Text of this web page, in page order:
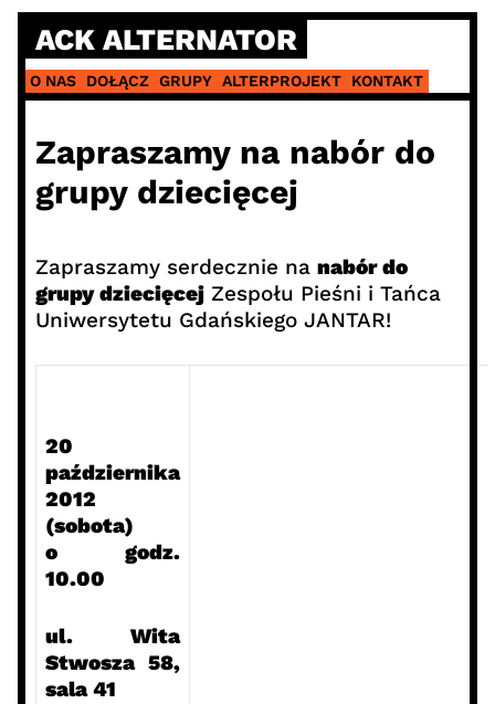
Skip
content
ACK ALTERNATOR
O NAS DOŁĄCZ GRUPY ALTERPROJEKT KONTAKT
Zapraszamy na nabór do
grupy dziecięcej
Zapraszamy serdecznie na nabór do
grupy dziecięcejZespołu Pieśni i Tańca
Uniwersytetu Gdańskiego JANTAR!
20
października
2012
(sobota)
o godz.
10.00
ul. Wita
Stwosza 58,
sala 41